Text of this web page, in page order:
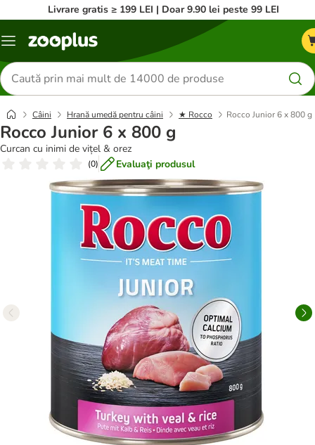
Livrare gratis ≥ 199 LEI | Doar 9.90 lei peste 99 LEI
Categorii
Căutare
produse
Câini Hrană umedă pentru câini ★ Rocco Rocco Junior 6 x 800 g
Rocco Junior 6 x 800 g
Curcan cu inimi de vițel & orez
(0) Evaluaţi produsul